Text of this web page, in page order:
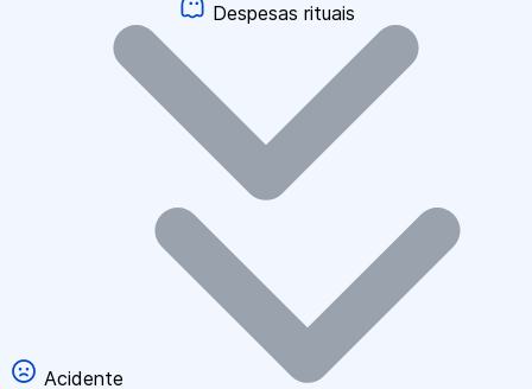
Despesas rituais
Acidente